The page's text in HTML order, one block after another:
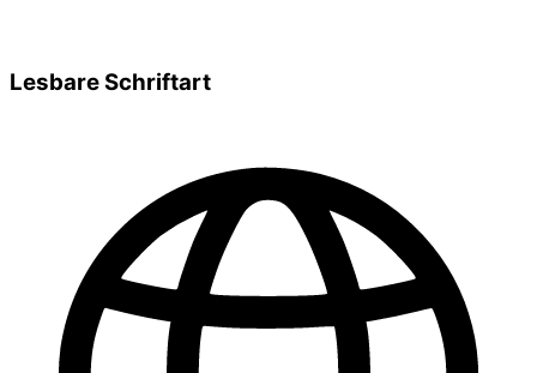
Lesbare Schriftart